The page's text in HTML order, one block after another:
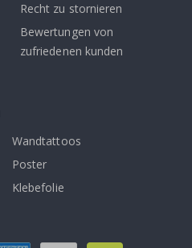
Recht zu stornieren
Bewertungen von
zufriedenen kunden
Wandtattoos
Poster
Klebefolie